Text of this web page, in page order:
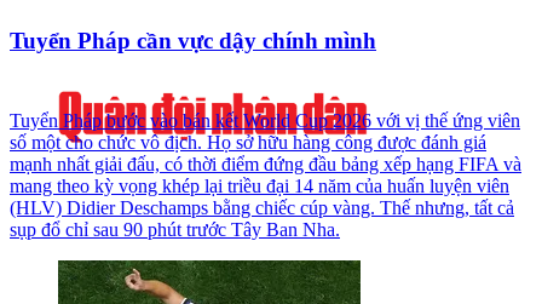
Tuyển Pháp cần vực dậy chính mình
Tuyển Pháp bước vào bán kết World Cup 2026 với vị thế ứng viên
số một cho chức vô địch. Họ sở hữu hàng công được đánh giá
mạnh nhất giải đấu, có thời điểm đứng đầu bảng xếp hạng FIFA và
mang theo kỳ vọng khép lại triều đại 14 năm của huấn luyện viên
(HLV) Didier Deschamps bằng chiếc cúp vàng. Thế nhưng, tất cả
sụp đổ chỉ sau 90 phút trước Tây Ban Nha.